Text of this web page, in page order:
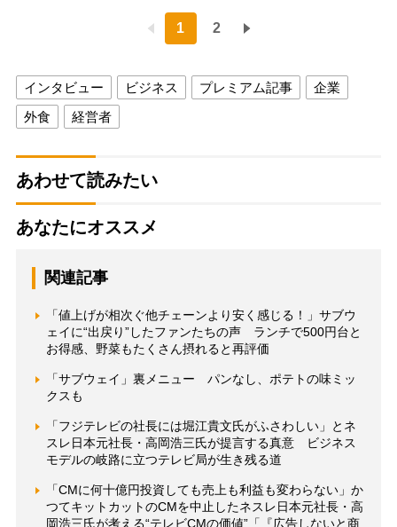
1 2
インタビュー ビジネス プレミアム記事
企業
外食
経営者
あわせて読みたい
あなたにオススメ
関連記事
「値上げが相次ぐ他チェーンより安く感じる！」サブウ
ェイに“出戻り”したファンたちの声 ランチで500円台と
お得感、野菜もたくさん摂れると再評価
「サブウェイ」裏メニュー パンなし、ポテトの味ミッ
クスも
「フジテレビの社長には堀江貴文氏がふさわしい」とネ
スレ日本元社長・高岡浩三氏が提言する真意 ビジネス
モデルの岐路に立つテレビ局が生き残る道
「CMに何十億円投資しても売上も利益も変わらない」か
つてキットカットのCMを中止したネスレ日本元社長・高
岡浩三氏が考える“テレビCMの価値”「『広告しないと商